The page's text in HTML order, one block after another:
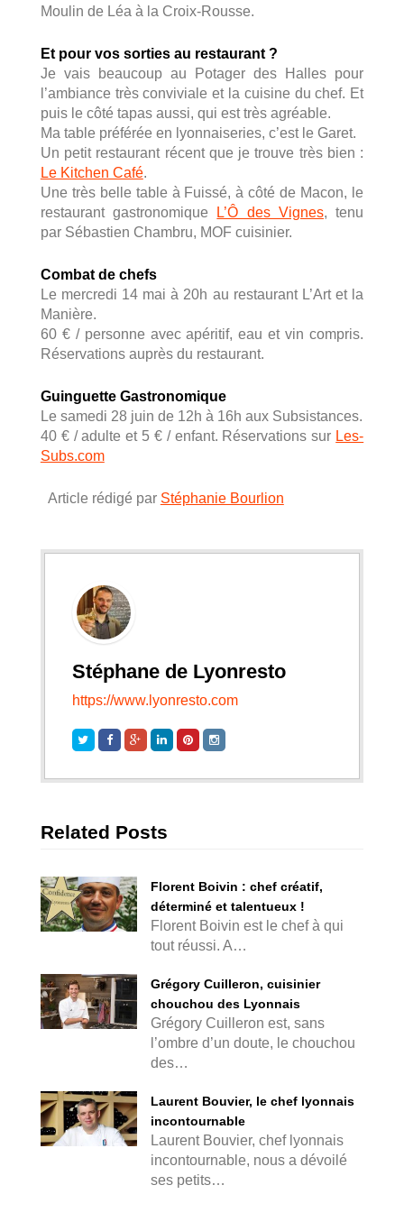
Moulin de Léa à la Croix-Rousse.
Et pour vos sorties au restaurant ?
Je vais beaucoup au Potager des Halles pour
l’ambiance très conviviale et la cuisine du chef. Et
puis le côté tapas aussi, qui est très agréable.
Ma table préférée en lyonnaiseries, c’est le Garet.
Un petit restaurant récent que je trouve très bien :
Le Kitchen Café.
Une très belle table à Fuissé, à côté de Macon, le
restaurant gastronomique
L’Ô des Vignes, tenu
par Sébastien Chambru, MOF cuisinier.
Combat de chefs
Le mercredi 14 mai à 20h au restaurant L’Art et la
Manière.
60 € / personne avec apéritif, eau et vin compris.
Réservations auprès du restaurant.
Guinguette Gastronomique
Le samedi 28 juin de 12h à 16h aux Subsistances.
40 € / adulte et 5 € / enfant. Réservations sur Les-
Subs.com
Article rédigé par Stéphanie Bourlion
Stéphane de Lyonresto
https://www.lyonresto.com
Related Posts
Florent Boivin : chef créatif,
déterminé et talentueux !
Florent Boivin est le chef à qui
tout réussi. A…
Grégory Cuilleron, cuisinier
chouchou des Lyonnais
Grégory Cuilleron est, sans
l’ombre d’un doute, le chouchou
des…
Laurent Bouvier, le chef lyonnais
incontournable
Laurent Bouvier, chef lyonnais
incontournable, nous a dévoilé
ses petits…